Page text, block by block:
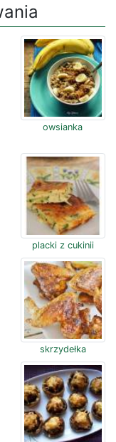
owsianka
placki z cukinii
skrzydełka